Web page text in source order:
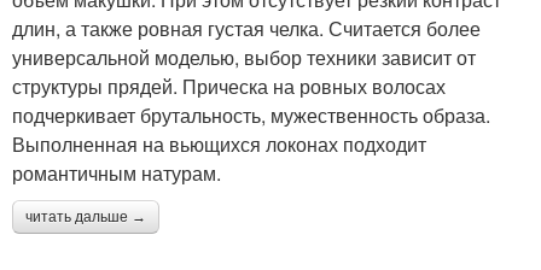
длин, а также ровная густая челка. Считается более
универсальной моделью, выбор техники зависит от
структуры прядей. Прическа на ровных волосах
подчеркивает брутальность, мужественность образа.
Выполненная на вьющихся локонах подходит
романтичным натурам.
читать дальше →